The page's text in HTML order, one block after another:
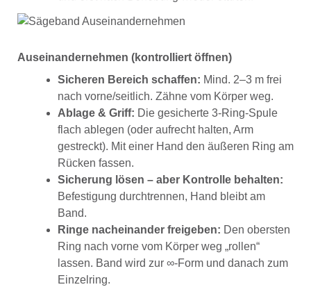
Auseinandernehmen (kontrolliert öffnen)
Sicheren Bereich schaffen: Mind. 2–3 m frei
nach vorne/seitlich. Zähne vom Körper weg.
Ablage & Griff: Die gesicherte 3-Ring-Spule
flach ablegen (oder aufrecht halten, Arm
gestreckt). Mit einer Hand den äußeren Ring am
Rücken fassen.
Sicherung lösen – aber Kontrolle behalten:
Befestigung durchtrennen, Hand bleibt am
Band.
Ringe nacheinander freigeben: Den obersten
Ring nach vorne vom Körper weg „rollen“
lassen. Band wird zur ∞-Form und danach zum
Einzelring.